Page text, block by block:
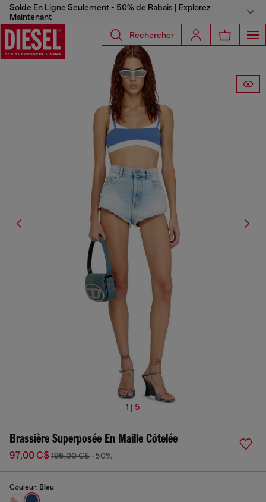
Solde En Ligne Seulement - 50% de Rabais | Explorez
Maintenant
Rechercher
1 | 5
Brassière Superposée En Maille Côtelée
97,00 C$195,00 C$ -50%
Couleur: Bleu